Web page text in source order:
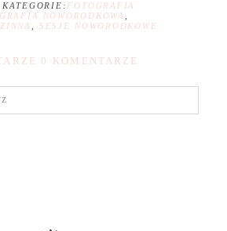
KATEGORIE: FOTOGRAFIA
NOWORODKOWA
SESJE NOWORODKOWE
0 KOMENTARZE